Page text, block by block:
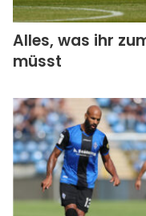
Alles, was ihr
müsst